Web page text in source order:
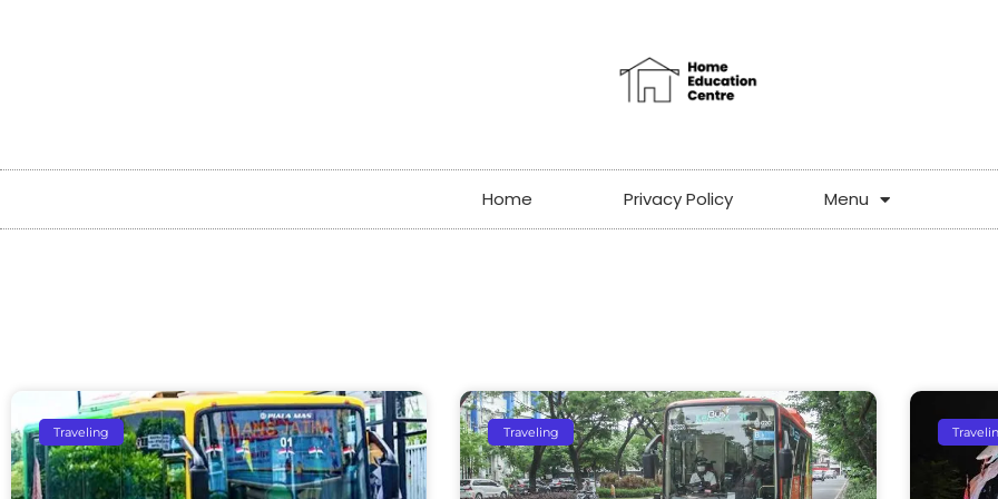
Home Privacy Policy Menu
Traveling Traveling